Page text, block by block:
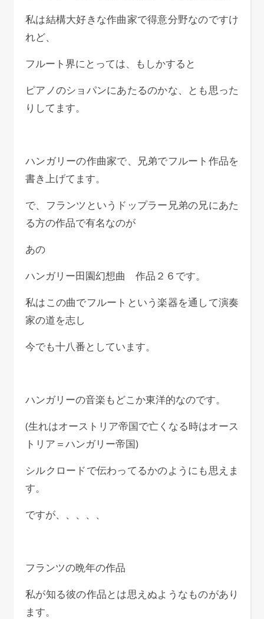
私は結構大好きな作曲家で得意分野なのですけ
れど、
フルート界にとっては、もしかすると
ピアノのショパンにあたるのかな、とも思った
りしてます。
ハンガリーの作曲家で、兄弟でフルート作品を
書き上げてます。
で、フランツというドップラー兄弟の兄にあた
る方の作品で有名なのが
あの
ハンガリー田園幻想曲 作品２６です。
私はこの曲でフルートという楽器を通して演奏
家の道を志し
今でも十八番としています。
ハンガリーの音楽もどこか東洋的なのです。
(生れはオーストリア帝国で亡くなる時はオース
トリア＝ハンガリー帝国)
シルクロードで伝わってるかのようにも思えま
す。
ですが、、、、、
フランツの晩年の作品
私が知る彼の作品とは思えぬようなものがあり
ます。